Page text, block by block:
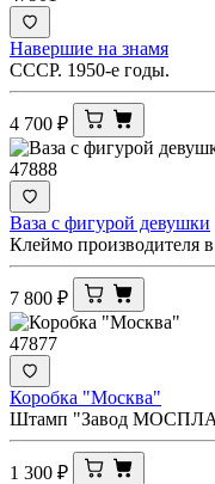
Навершие на знамя
СССР. 1950-е годы.
4 700 ₽
47888
Ваза с фигурой девушки
Клеймо производителя в
7 800 ₽
47877
Коробка "Москва"
Штамп "Завод
1 300 ₽